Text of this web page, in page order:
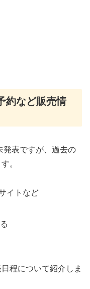
約など販売情
発表ですが、過去の
。
イトなど
程について紹介しま